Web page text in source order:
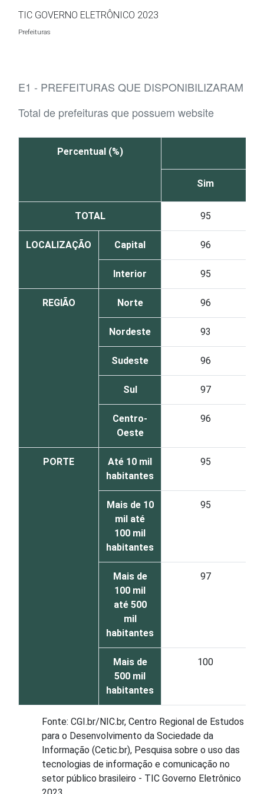
TIC GOVERNO ELETRÔNICO 2023
Prefeituras
E1 - PREFEITURAS QUE DISPONIBILIZARAM
Total de prefeituras que possuem website
Percentual (%)
Sim
TOTAL 95
LOCALIZAÇÃO Capital 96
Interior 95
REGIÃO Norte 96
Nordeste 93
Sudeste 96
Sul 97
Centro-
Oeste
96
PORTE
Até 10 mil
habitantes
95
Mais de 10
mil até
100 mil
habitantes
95
Mais de
100 mil
até 500
mil
habitantes
97
Mais de
500 mil
habitantes
100
Fonte: CGI.br/NIC.br, Centro Regional de Estudos
para o Desenvolvimento da Sociedade da
Informação (Cetic.br), Pesquisa sobre o uso das
tecnologias de informação e comunicação no
setor público brasileiro - TIC Governo Eletrônico